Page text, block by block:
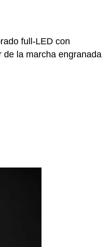
full-LED con
la marcha engranada